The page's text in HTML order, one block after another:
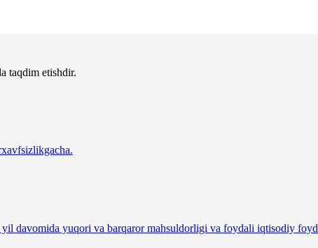
taqdim etishdir.
davomida yuqori va barqaror mahsuldorligi va foydali iqtisodiy